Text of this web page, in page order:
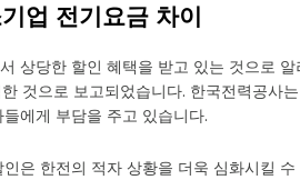
업 전기요금 차이
상당한 할인 혜택을 받고 있는 것으로
것으로 보고되었습니다. 한국전력공사
에게 부담을 주고 있습니다.
은 한전의 적자 상황을 더욱 심화시킬